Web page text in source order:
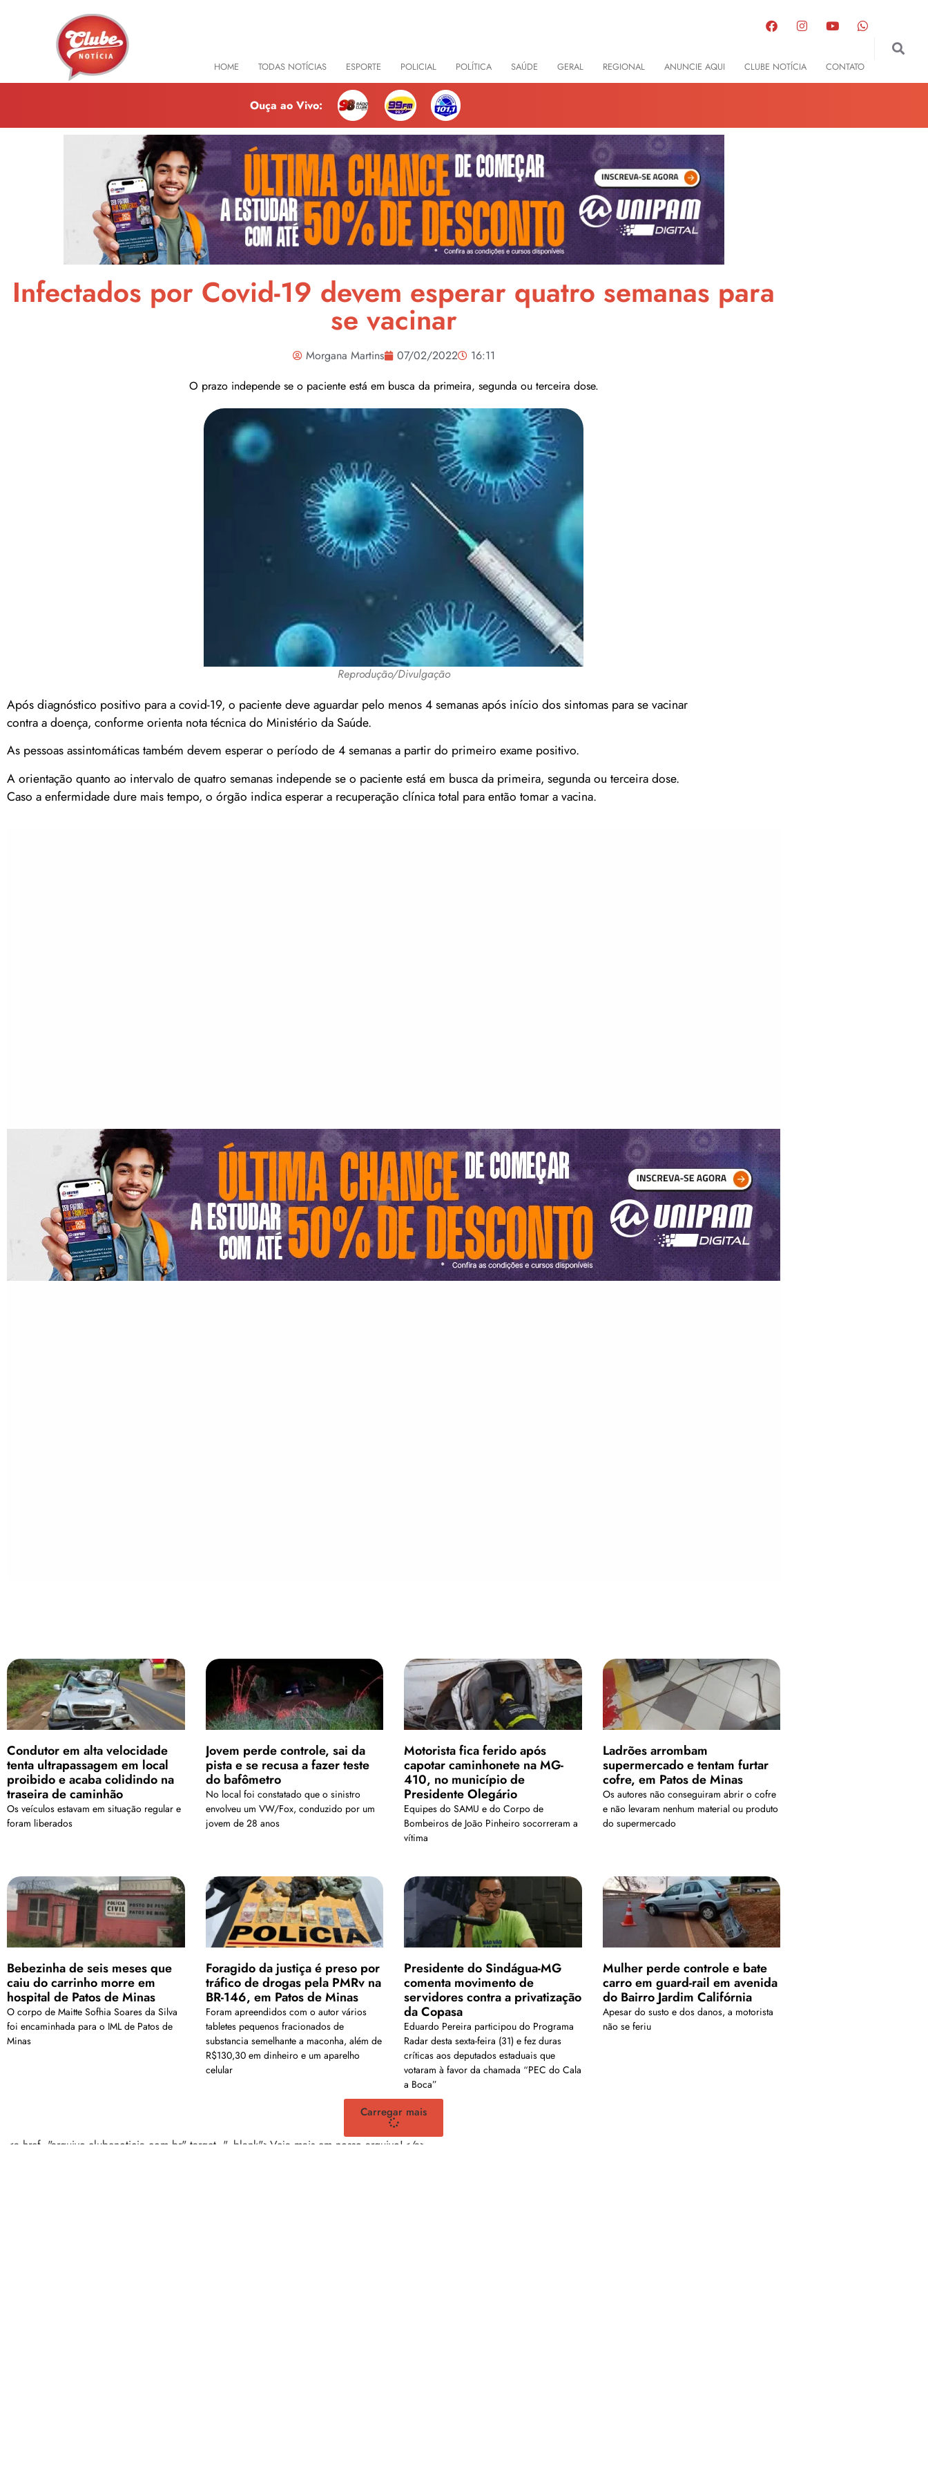
HOME TODAS NOTÍCIAS ESPORTE POLICIAL POLÍTICA SAÚDE GERAL REGIONAL ANUNCIE AQUI CLUBE NOTÍCIA CONTATO
Ouça ao Vivo:
Infectados por Covid-19 devem esperar quatro semanas para
se vacinar
Morgana Martins 07/02/2022
16:11
O prazo independe se o paciente está em busca da primeira, segunda ou terceira dose.
Reprodução/Divulgação
Após diagnóstico positivo para a covid-19, o paciente deve aguardar pelo menos 4 semanas após início dos sintomas para se vacinar
contra a doença, conforme orienta nota técnica do Ministério da Saúde.
As pessoas assintomáticas também devem esperar o período de 4 semanas a partir do primeiro exame positivo.
A orientação quanto ao intervalo de quatro semanas independe se o paciente está em busca da primeira, segunda ou terceira dose.
Caso a enfermidade dure mais tempo, o órgão indica esperar a recuperação clínica total para então tomar a vacina.
Condutor em alta velocidade
tenta ultrapassagem em local
proibido e acaba colidindo na
traseira de caminhão
Os veículos estavam em situação regular e
foram liberados
Jovem perde controle, sai da
pista e se recusa a fazer teste
do bafômetro
No local foi constatado que o sinistro
envolveu um VW/Fox, conduzido por um
jovem de 28 anos
Motorista fica ferido após
capotar caminhonete na MG-
410, no município de
Presidente Olegário
Equipes do SAMU e do Corpo de
Bombeiros de João Pinheiro socorreram a
vítima
Ladrões arrombam
supermercado e tentam furtar
cofre, em Patos de Minas
Os autores não conseguiram abrir o cofre
e não levaram nenhum material ou produto
do supermercado
Bebezinha de seis meses que
caiu do carrinho morre em
hospital de Patos de Minas
O corpo de Maitte Sofhia Soares da Silva
foi encaminhada para o IML de Patos de
Minas
Foragido da justiça é preso por
tráfico de drogas pela PMRv na
BR-146, em Patos de Minas
Foram apreendidos com o autor vários
tabletes pequenos fracionados de
substancia semelhante a maconha, além de
R$130,30 em dinheiro e um aparelho
celular
Presidente do Sindágua-MG
comenta movimento de
servidores contra a privatização
da Copasa
Eduardo Pereira participou do Programa
Radar desta sexta-feira (31) e fez duras
críticas aos deputados estaduais que
votaram à favor da chamada “PEC do Cala
a Boca”
Mulher perde controle e bate
carro em guard-rail em avenida
do Bairro Jardim Califórnia
Apesar do susto e dos danos, a motorista
não se feriu
Carregar mais
<a href="arquivo.clubenoticia.com.br" target="_blank">Veja mais em nosso arquivo!</a>